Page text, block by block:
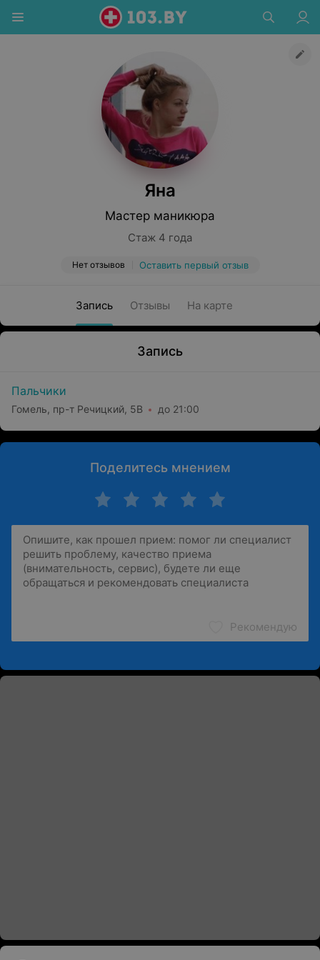
Яна
Мастер маникюра
Стаж 4 года
Нет отзывов Оставить первый отзыв
Запись Отзывы На карте
Запись
Пальчики
Гомель, пр-т Речицкий, 5В до 21:00
Поделитесь мнением
Рекомендую